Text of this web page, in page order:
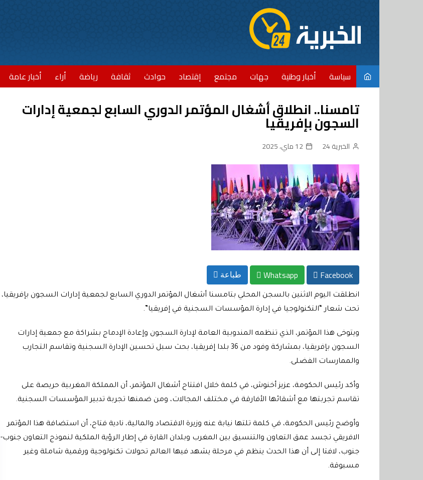
سياسة أخبار وطنية جهات مجتمع إقتصاد حوادث ثقافة رياضة أراء أخبار عامة
تامسنا.. انطلاق أشغال المؤتمر الدوري السابع لجمعية إدارات
السجون بإفريقيا
الخبرية 24 12 ماي، 2025
Facebook
Whatsapp طباعة
انطلقت اليوم الاثنين بالسجن المحلي بتامسنا أشغال المؤتمر الدوري السابع لجمعية إدارات السجون بإفريقيا،
تحت شعار “التكنولوجيا في إدارة المؤسسات السجنية في إفريقيا”.
ويتوخى هذا المؤتمر، الذي تنظمه المندوبية العامة لإدارة السجون وإعادة الإدماج بشراكة مع جمعية إدارات
السجون بإفريقيا، بمشاركة وفود من 36 بلدا إفريقيا، بحث سبل تحسين الإدارة السجنية وتقاسم التجارب
والممارسات الفضلى.
وأكد رئيس الحكومة، عزيز أخنوش، في كلمة خلال افتتاح أشغال المؤتمر، أن المملكة المغربية حريصة على
تقاسم تجربتها مع أشقائها الأفارقة في مختلف المجالات، ومن ضمنها تجربة تدبير المؤسسات السجنية.
وأوضح رئيس الحكومة، في كلمة تلتها نيابة عنه وزيرة الاقتصاد والمالية، نادية فتاح، أن استضافة هذا المؤتمر
الافريقي تجسد عمق التعاون والتنسيق بين المغرب وبلدان القارة في إطار الرؤية الملكية لنموذج التعاون جنوب-
جنوب، لافتا إلى أن هذا الحدث ينظم في مرحلة يشهد فيها العالم تحولات تكنولوجية ورقمية شاملة وغير
مسبوقة.